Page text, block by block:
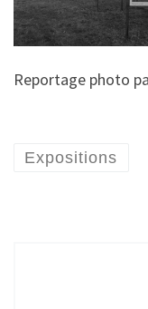
Reportage photo
Expositions